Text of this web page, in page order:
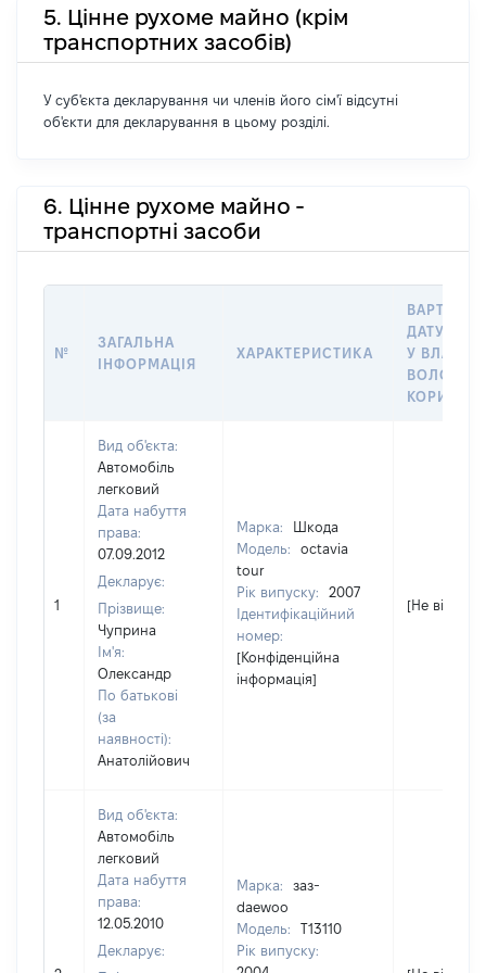
5. Цінне рухоме майно (крім
транспортних засобів)
У суб'єкта декларування чи членів його сім'ї відсутні
об'єкти для декларування в цьому розділі.
6. Цінне рухоме майно -
транспортні засоби
№
ЗАГАЛЬНА
ІНФОРМАЦІЯ
ХАРАКТЕРИСТИКА
ВАРТІСТЬ
ДАТУ
У
1
Вид об'єкта:
Автомобіль
легковий
Дата набуття
права:
07.09.2012
Декларує:
Прізвище:
Чуприна
Ім'я:
Олександр
По батькові
(за
наявності):
Анатолійович
Марка:
Шкода
Модель:
octavia
tour
Рік випуску:
2007
Ідентифікаційний
номер:
[Конфіденційна
інформація]
[Не відомо]
Вид об'єкта:
Автомобіль
легковий
Дата набуття
права:
12.05.2010
Декларує:
Марка:
заз-
daewoo
Модель:
T13110
Рік випуску: